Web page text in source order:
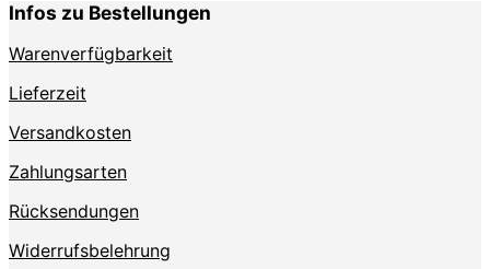
Produktseite
gewählt
werden
Infos zu Bestellungen
Warenverfügbarkeit
Lieferzeit
Versandkosten
Zahlungsarten
Rücksendungen
Widerrufsbelehrung